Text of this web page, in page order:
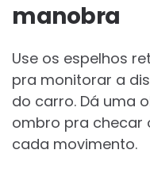
manobra
Use os espelhos
pra monitorar a
do carro. Dá uma
ombro pra checar
cada movimento.